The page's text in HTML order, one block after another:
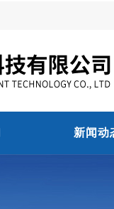
新闻动